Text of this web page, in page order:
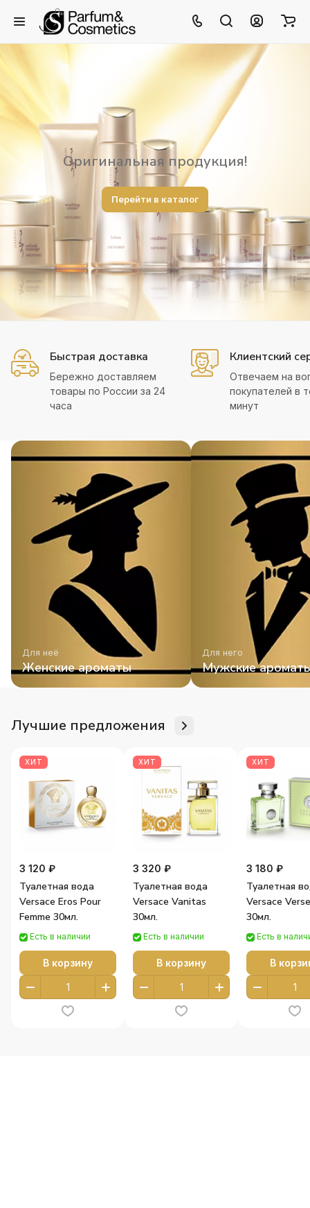
Оригинальная продукция!
Перейти в каталог
Быстрая доставка
Бережно доставляем
товары по России за 24
часа
Клиентский
Отвечаем на
покупателей в
минут
Для неё
Женские ароматы
Для него
Мужские
Лучшие предложения
ХИТ
3 120 ₽
Туалетная вода
Versace Eros Pour
Femme 30мл.
Есть в наличии
В корзину
ХИТ
3 320 ₽
Туалетная вода
Versace Vanitas
30мл.
Есть в наличии
В корзину
ХИТ
3 180 ₽
Туалетная
Versace
30мл.
Есть в
В